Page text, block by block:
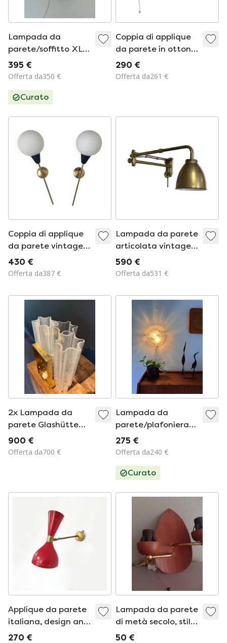
Lampada da
parete/soffitto XL,
Schröder &amp; Co
&#39;70
395 €
Offerta da350 €
Curato
Coppia di applique
da parete in ottone
e vetro
290 €
Offerta da261 €
Coppia di applique
da parete vintage
in ottone e opalino
430 €
Offerta da387 €
Lampada da parete
articolata vintage
in ottone, stile
scandinavo.
590 €
Offerta da531 €
2x Lampada da
parete Glashütte
Limburg A395
900 €
Offerta da700 €
Lampada da
parete/plafoniera
vintage in vetro
ghiaccio, Kaiser
275 €
Offerta da240 €
Curato
Applique da parete
italiana, design anni
'50
270 €
Lampada da parete
di metà secolo, stile
Jakobson
50 €